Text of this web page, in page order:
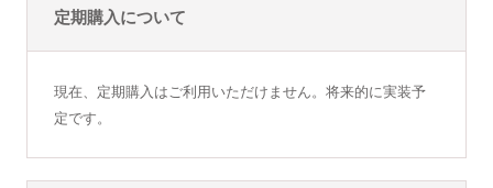
定期購入について
現在、定期購入はご利用いただけません。将来的に実装予
定です。